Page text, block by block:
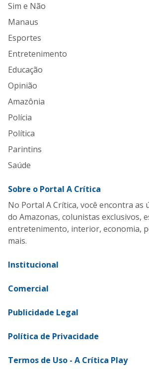
Sim e Não
Manaus
Esportes
Entretenimento
Educação
Opinião
Amazônia
Polícia
Política
Parintins
Saúde
Sobre o Portal A Crítica
No Portal A Crítica, você encontra as
do Amazonas, colunistas exclusivos,
entretenimento, interior, economia,
mais.
Institucional
Comercial
Publicidade Legal
Política de Privacidade
Termos de Uso - A Crítica Play